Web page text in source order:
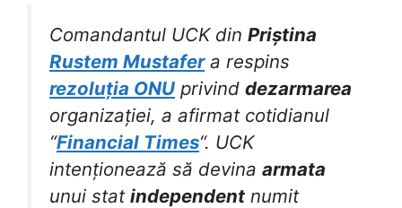
Comandantul UCK din Priștina
Rustem Mustafera respins
rezoluția ONU privind dezarmarea
organizației, a afirmat cotidianul
“Financial Times“. UCK
intenționează să devina armata
unui stat independent numit